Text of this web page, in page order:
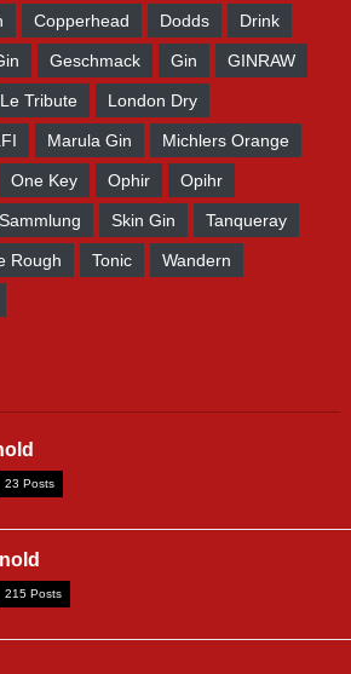
Copperhead Dodds Drink
Geschmack Gin GINRAW
Le Tribute London Dry
Marula Gin Michlers Orange
One Key Ophir Opihr
Sammlung Skin Gin Tanqueray
Rough Tonic Wandern
23 Posts
215 Posts